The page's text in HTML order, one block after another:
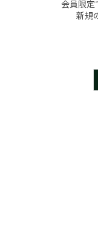
会員限定
新規